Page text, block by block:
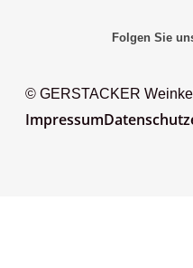
Folgen Sie
© GERSTACKER
Impressum